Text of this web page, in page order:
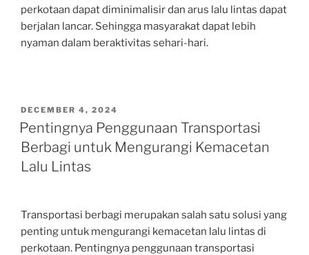
perkotaan dapat diminimalisir dan arus lalu lintas dapat
berjalan lancar. Sehingga masyarakat dapat lebih
nyaman dalam beraktivitas sehari-hari.
POSTED
ON
DECEMBER 4, 2024
Pentingnya Penggunaan Transportasi
Berbagi untuk Mengurangi Kemacetan
Lalu Lintas
Transportasi berbagi merupakan salah satu solusi yang
penting untuk mengurangi kemacetan lalu lintas di
perkotaan. Pentingnya penggunaan transportasi